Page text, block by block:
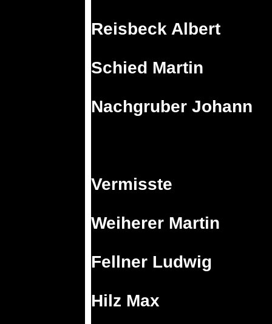
Reisbeck Albert
Schied Martin
Nachgruber Johann
Vermisste
Weiherer Martin
Fellner Ludwig
Hilz Max